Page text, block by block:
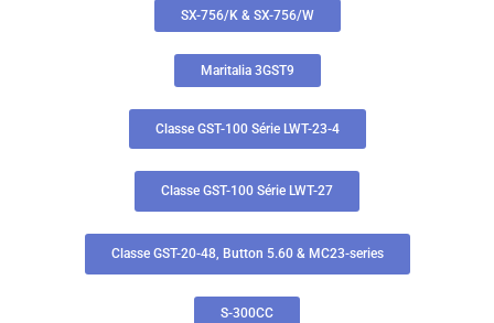
SX-756/K & SX-756/W
Maritalia 3GST9
Classe GST-100 Série LWT-23-4
Classe GST-100 Série LWT-27
Classe GST-20-48, Button 5.60 & MC23-series
S-300CC